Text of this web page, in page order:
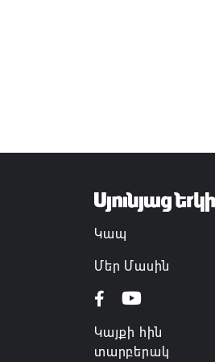
Կապ
Մեր Մասին
Կայքի հին
տարբերակ